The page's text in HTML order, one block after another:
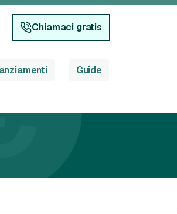
Chiamaci gratis
Guide